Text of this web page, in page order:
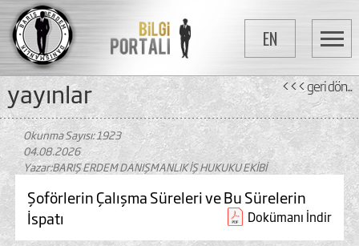
EN
yayinlar <<< geri dön...
Okunma Sayısı: 1923
04.08.2026
Yazar:BARIŞ ERDEM DANIŞMANLIK İŞ HUKUKU EKİBİ
Şoförlerin Çalışma Süreleri ve Bu Sürelerin
İspatı
Dokümanı İndir